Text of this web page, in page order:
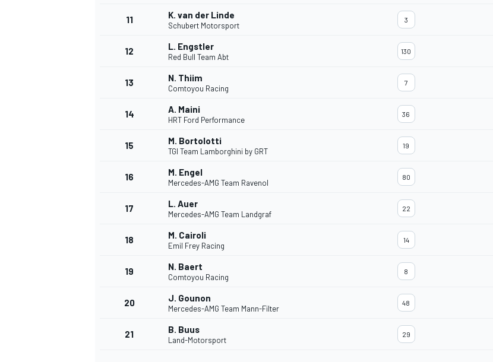
11 K. van der Linde
Schubert Motorsport
3
12 L. Engstler
Red Bull Team Abt
130
13 N. Thiim
Comtoyou Racing
7
14 A. Maini
HRT Ford Performance
36
15 M. Bortolotti
TGI Team Lamborghini by GRT
19
16 M. Engel
Mercedes-AMG Team Ravenol
80
17 L. Auer
Mercedes-AMG Team Landgraf
22
18 M. Cairoli
Emil Frey Racing
14
19 N. Baert
Comtoyou Racing
8
20 J. Gounon
Mercedes-AMG Team Mann-Filter
48
21 B. Buus
Land-Motorsport
29